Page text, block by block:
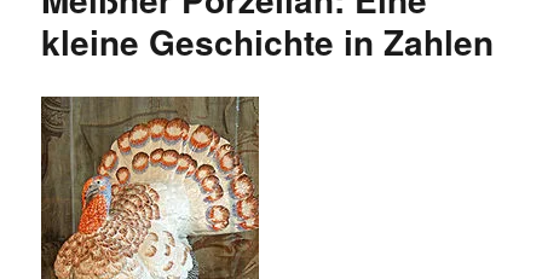
kleine Geschichte in Zahlen